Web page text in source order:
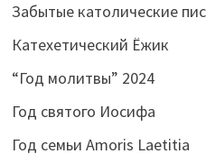
Забытые католические
Катехетический Ёжик
“Год молитвы” 2024
Год святого Иосифа
Год семьи Amoris Laetitia